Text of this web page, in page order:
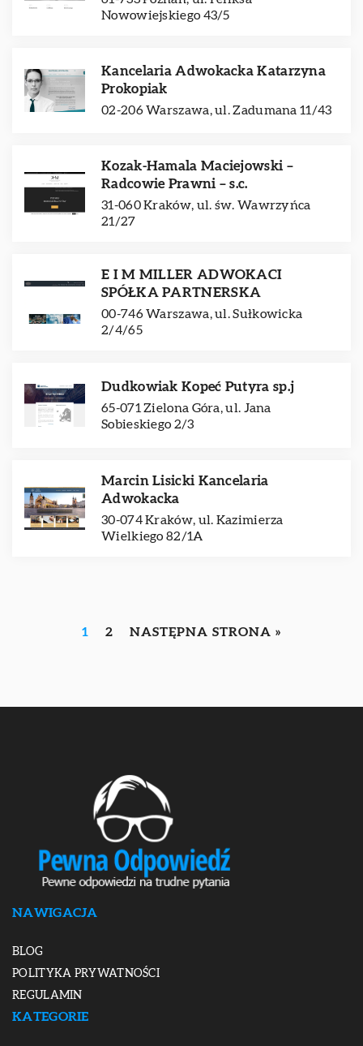
Nowowiejskiego 43/5
Kancelaria Adwokacka Katarzyna
Prokopiak
02-206 Warszawa, ul. Zadumana 11/43
Kozak-Hamala Maciejowski –
Radcowie Prawni – s.c.
31-060 Kraków, ul. św. Wawrzyńca
21/27
E I M MILLER ADWOKACI
SPÓŁKA PARTNERSKA
00-746 Warszawa, ul. Sułkowicka
2/4/65
Dudkowiak Kopeć Putyra sp.j
65-071 Zielona Góra, ul. Jana
Sobieskiego 2/3
Marcin Lisicki Kancelaria
Adwokacka
30-074 Kraków, ul. Kazimierza
Wielkiego 82/1A
1 2 NASTĘPNA STRONA »
NAWIGACJA
BLOG
POLITYKA PRYWATNOŚCI
REGULAMIN
KATEGORIE